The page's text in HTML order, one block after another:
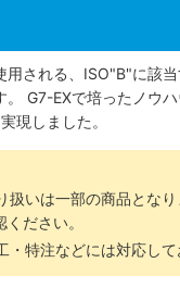
用される、ISO"B"に該
。 G7-EXで培ったノウ
現しました。
扱いは一部の商品とな
ださい。
・特注などには対応して